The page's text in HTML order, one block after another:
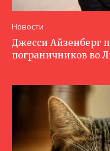
Новости
Джесси Айзенберг
пограничников во